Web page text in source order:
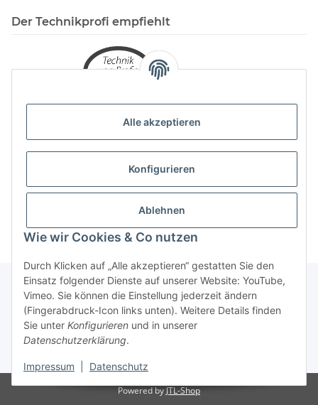
Alle akzeptieren
Konfigurieren
Ablehnen
Wie wir Cookies & Co nutzen
Durch Klicken auf „Alle akzeptieren“ gestatten Sie den
Einsatz folgender Dienste auf unserer Website: YouTube,
Vimeo. Sie können die Einstellung jederzeit ändern
(Fingerabdruck-Icon links unten). Weitere Details finden
Sie unter Konfigurieren und in unserer
Datenschutzerklärung.
Impressum Datenschutz
Der Technikprofi empfiehlt
Über uns
Powered byJTL-Shop